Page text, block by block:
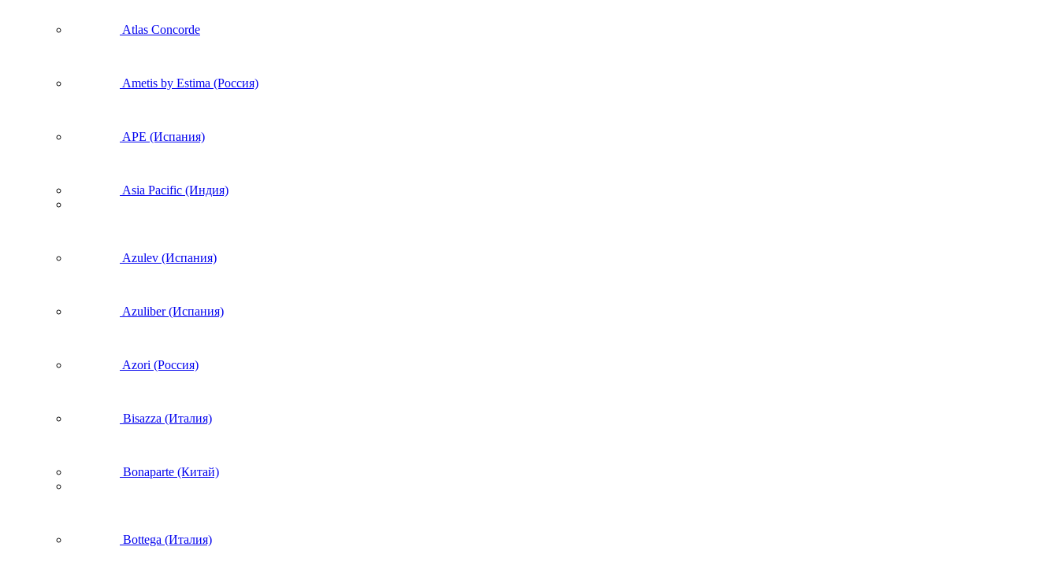
Atlas Concorde
Ametis by Estima (Россия)
APE (Испания)
Asia Pacific (Индия)
Azulev (Испания)
Azuliber (Испания)
Azori (Россия)
Bisazza (Италия)
Bonaparte (Китай)
Bottega (Италия)